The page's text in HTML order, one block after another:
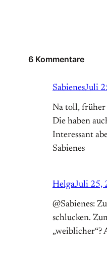
6 Kommentare
SabienesJuli
Na toll, früher
Die haben
Interessant
Sabienes
HelgaJuli 25,
@Sabienes:
schlucken.
„weiblicher“?